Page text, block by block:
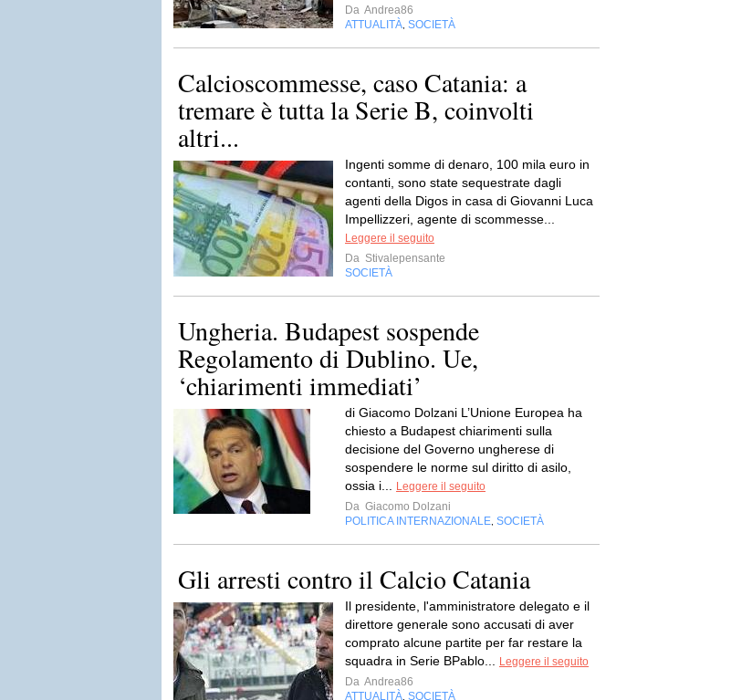
Da Andrea86
ATTUALITÀ SOCIETÀ
Calcioscommesse, caso Catania: a
tremare è tutta la Serie B, coinvolti
altri...
Ingenti somme di denaro, 100 mila euro in
contanti, sono state sequestrate dagli
agenti della Digos in casa di Giovanni Luca
Impellizzeri, agente di scommesse...
Leggere il seguito
Da Stivalepensante
SOCIETÀ
Ungheria. Budapest sospende
Regolamento di Dublino. Ue,
‘chiarimenti immediati’
di Giacomo Dolzani L’Unione Europea ha
chiesto a Budapest chiarimenti sulla
decisione del Governo ungherese di
sospendere le norme sul diritto di asilo,
ossia i...
Leggere il seguito
Da Giacomo Dolzani
POLITICA INTERNAZIONALE SOCIETÀ
Gli arresti contro il Calcio Catania
Il presidente, l'amministratore delegato e il
direttore generale sono accusati di aver
comprato alcune partite per far restare la
squadra in Serie BPablo...
Leggere il seguito
Da Andrea86
ATTUALITÀ SOCIETÀ